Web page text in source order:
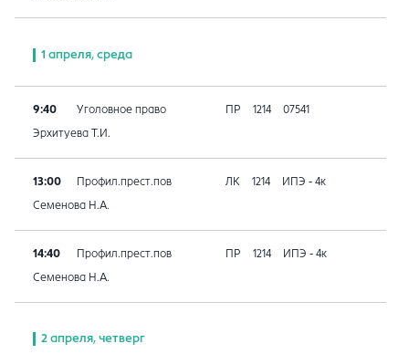
1 апреля, среда
9:40 Уголовное право ПР 1214 07541
Эрхитуева Т.И.
13:00 Профил.прест.пов ЛК 1214 ИПЭ - 4к
Семенова Н.А.
14:40 Профил.прест.пов ПР 1214 ИПЭ - 4к
Семенова Н.А.
2 апреля, четверг